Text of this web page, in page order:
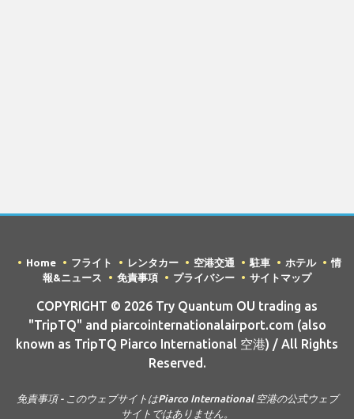
Home フライト レンタカー 空港交通 駐車 ホテル
情
報&ニュース
免責事項 プライバシー サイトマップ
COPYRIGHT © 2026 Try Quantum OU trading as
"TripTQ" and piarcointernationalairport.com (also
known as TripTQ Piarco International 空港) / All Rights
Reserved.
免責事項 - このウェブサイトはPiarco International 空港の公式ウェブ
サイトではありません。